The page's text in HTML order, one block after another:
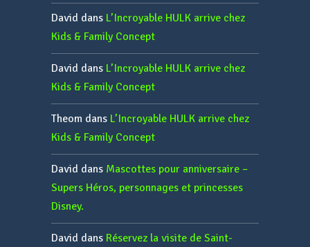
David dans L’Incroyable HULK arrive chez
Kids & Family Concept
David dans L’Incroyable HULK arrive chez
Kids & Family Concept
Theom dans L’Incroyable HULK arrive chez
Kids & Family Concept
David dans Mascottes pour anniversaire –
Supers Héros, personnages et princesses
Disney.
David dans Réservez la visite de Saint-